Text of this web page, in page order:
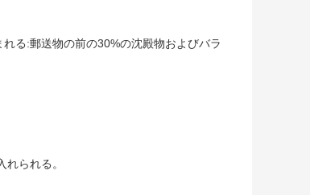
る:郵送物の前の30%の沈殿物およびバラ
られる。